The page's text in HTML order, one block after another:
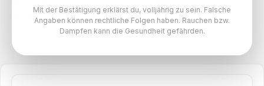
Akkuträger gratis)
LM WAVI Pods Paket
Mit der Bestätigung erklärst du, volljährig zu sein. Falsche
Angaben können rechtliche Folgen haben. Rauchen bzw.
Dampfen kann die Gesundheit gefährden.